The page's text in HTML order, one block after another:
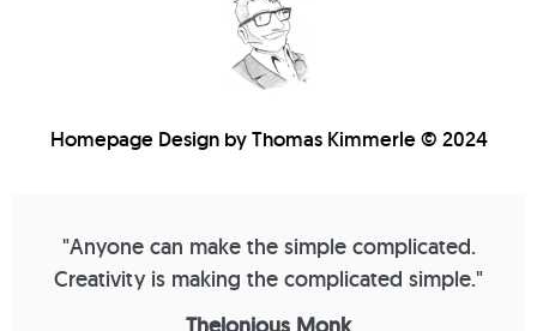
Homepage Design by Thomas Kimmerle © 2024
"Anyone can make the simple complicated.
Creativity is making the complicated simple."